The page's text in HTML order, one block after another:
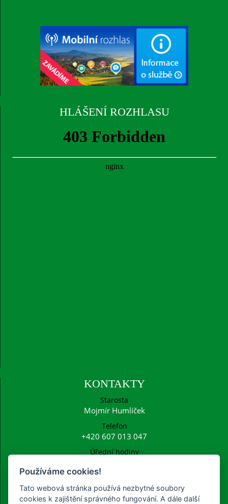
HLÁŠENÍ ROZHLASU
KONTAKTY
Starosta
Mojmír Humlíček
Telefon
+420 607 013 047
Úřední hodiny
ucetni@frysava.cz
starosta@frysava.cz
Používáme cookies!
Tato webová stránka používá nezbytné soubory
cookies k zajištění správného fungování. A dále další